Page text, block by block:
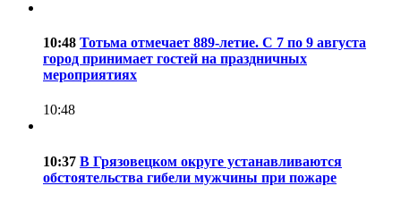
10:48 Тотьма отмечает 889-летие. С 7 по 9 августа
город принимает гостей на праздничных
мероприятиях
10:48
10:37 В Грязовецком округе устанавливаются
обстоятельства гибели мужчины при пожаре